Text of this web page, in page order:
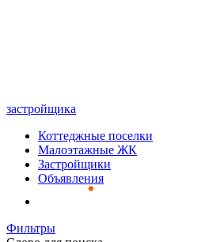
застройщика
Коттеджные поселки
Малоэтажные ЖК
Застройщики
Объявления
Фильтры